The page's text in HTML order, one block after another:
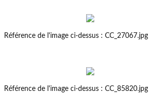
Référence de l'image ci-dessus : CC_27067.jpg
Référence de l'image ci-dessus : CC_85820.jpg